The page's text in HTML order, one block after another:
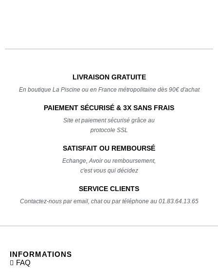
LIVRAISON GRATUITE
En boutique La Piscine ou en France métropolitaine dès 90€ d'achat
PAIEMENT SÉCURISÉ & 3X SANS FRAIS
Site et paiement sécurisé grâce au
protocole SSL
SATISFAIT OU REMBOURSÉ
Echange, Avoir ou remboursement,
c'est vous qui décidez
SERVICE CLIENTS
Contactez-nous par email, chat ou par téléphone au 01.83.64.13.65
INFORMATIONS
FAQ